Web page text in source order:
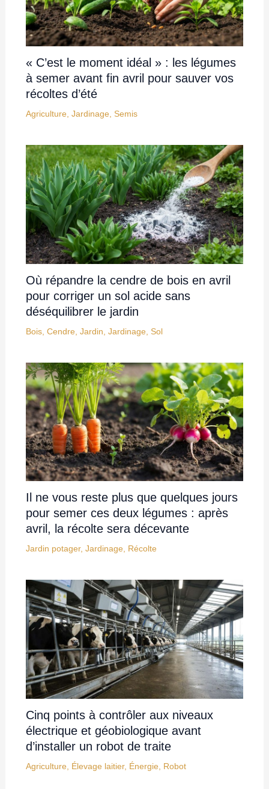
« C’est le moment idéal » : les légumes
à semer avant fin avril pour sauver vos
récoltes d’été
Agriculture Jardinage Semis
Où répandre la cendre de bois en avril
pour corriger un sol acide sans
déséquilibrer le jardin
Bois, Cendre Jardin Jardinage Sol
Il ne vous reste plus que quelques jours
pour semer ces deux légumes : après
avril, la récolte sera décevante
Jardin potager, Jardinage, Récolte
Cinq points à contrôler aux niveaux
électrique et géobiologique avant
d’installer un robot de traite
Agriculture Élevage laitier, Énergie Robot